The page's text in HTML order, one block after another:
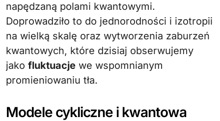
napędzaną polami kwantowymi.
Doprowadziło to do jednorodności i izotropii
na wielką skalę oraz wytworzenia zaburzeń
kwantowych, które dzisiaj obserwujemy
jako fluktuacje we wspomnianym
promieniowaniu tła.
Modele cykliczne i kwantowa